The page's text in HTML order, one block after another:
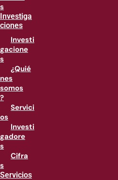
s
Investiga
ciones
Investi
gacione
s
¿Quié
nes
somos
?
Servici
os
Investi
gadore
s
Cifra
s
Servicios